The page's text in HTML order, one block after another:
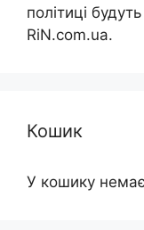
політиці
RiN.com.ua.
Кошик
У кошику